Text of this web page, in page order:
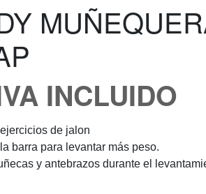
INCLUIDO
de jalon
barra para levantar más peso.
y antebrazos durante el